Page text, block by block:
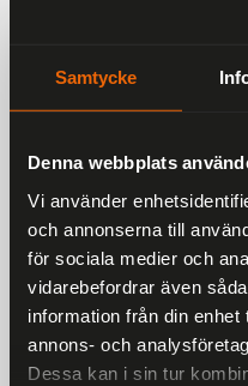
Samtycke
Denna webbplats
Vi använder
och annonserna till
för sociala medier och
vidarebefordrar även
information från din
annons- och
Dessa kan i sin tur
the Oxford Assault
Andra